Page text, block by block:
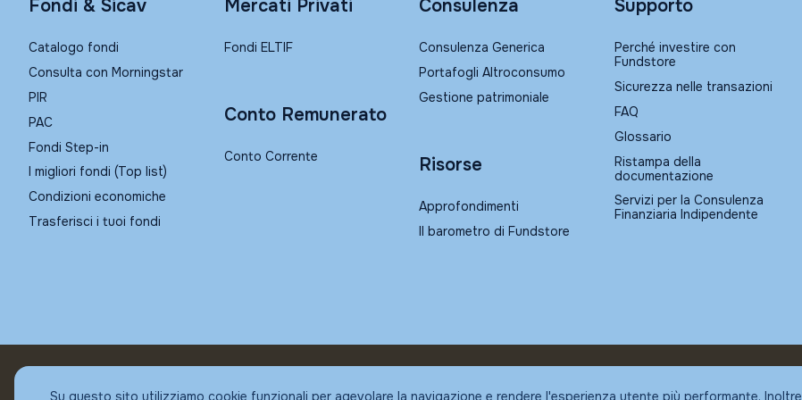
Fondi & Sicav
Catalogo fondi
Consulta con Morningstar
PIR
PAC
Fondi Step-in
I migliori fondi (Top list)
Condizioni economiche
Trasferisci i tuoi fondi
Mercati Privati
Fondi ELTIF
Conto Remunerato
Conto Corrente
Consulenza
Consulenza Generica
Portafogli Altroconsumo
Gestione patrimoniale
Risorse
Approfondimenti
Il barometro di Fundstore
Supporto
Perché investire con
Fundstore
Sicurezza nelle transazioni
FAQ
Glossario
Ristampa della
documentazione
Servizi per la Consulenza
Finanziaria Indipendente
Su questo sito utilizziamo cookie funzionali per agevolare la navigazione e rendere l'esperienza utente più performante. Inoltre